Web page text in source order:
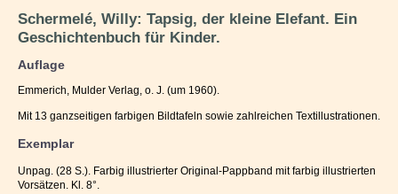
Schermelé, Willy: Tapsig, der kleine Elefant. Ein
Geschichtenbuch für Kinder.
Auflage
Emmerich, Mulder Verlag, o. J. (um 1960).
Mit 13 ganzseitigen farbigen Bildtafeln sowie zahlreichen Textillustrationen.
Exemplar
Unpag. (28 S.). Farbig illustrierter Original-Pappband mit farbig illustrierten
Vorsätzen. Kl. 8°.